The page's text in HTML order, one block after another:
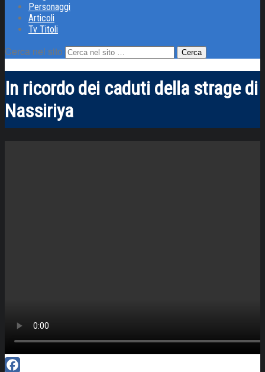
Personaggi
Articoli
Tv Titoli
Cerca nel sito
In ricordo dei caduti della strage di
Nassiriya